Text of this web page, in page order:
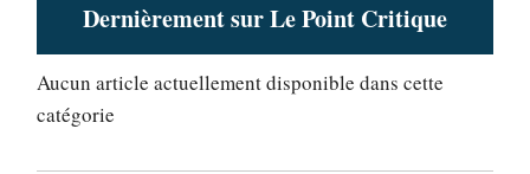
Dernièrement sur Le Point Critique
Aucun article actuellement disponible dans cette
catégorie